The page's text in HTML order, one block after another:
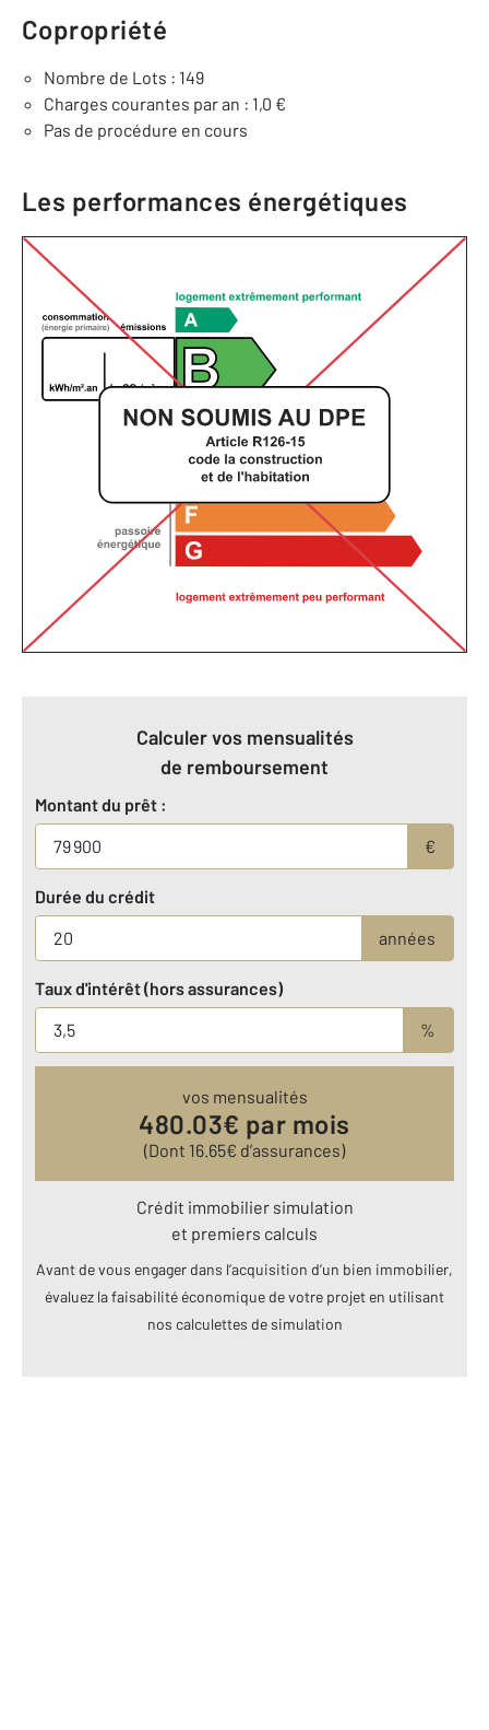
Copropriété
Nombre de Lots : 149
Charges courantes par an : 1,0 €
Pas de procédure en cours
Les performances énergétiques
Calculer vos mensualités
de remboursement
Montant du prêt :
€
Durée du crédit
années
Taux d'intérêt (hors assurances)
%
vos mensualités
480.03€ par mois
(Dont 16.65€ d’assurances)
Crédit immobilier simulation
et premiers calculs
Avant de vous engager dans l’acquisition d’un bien immobilier,
évaluez la faisabilité économique de votre projet en utilisant
nos calculettes de simulation